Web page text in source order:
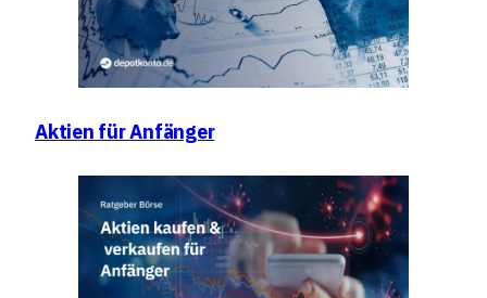
Aktien für Anfänger